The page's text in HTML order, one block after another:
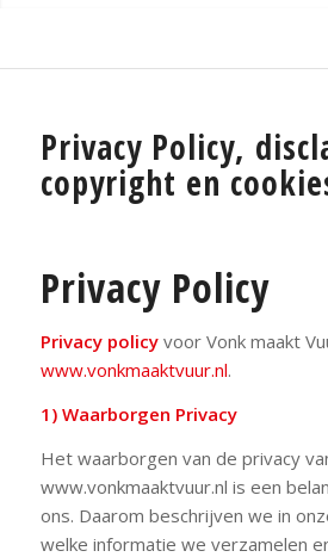
Privacy Policy,
copyright en
Privacy Policy
Privacy policyvoor Vonk maakt
www.vonkmaaktvuur.nl.
1) Waarborgen Privacy
Het waarborgen van de privacy
www.vonkmaaktvuur.nl is een
ons. Daarom beschrijven we in
welke informatie we verzamelen